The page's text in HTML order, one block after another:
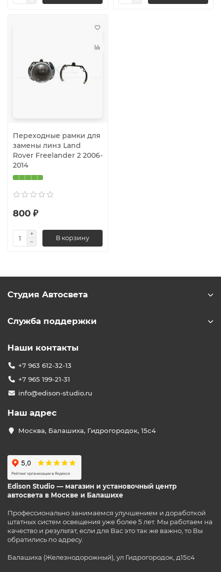
Переходные рамки для
замены линз Land
Rover Freelander 2 2006-
2014
800 ₽
В корзину
Студия Автосвета
Служба поддержки
Наши контакты
+7 963 612-32-13
+7 965 199-21-31
info@edison-studio.ru
Наш адрес
Москва, Балашиха, Гидрогородок, 15с4
Edison Studio — магазин и установочный центр
автосвета в Москве и Балашихе
Профессионально занимаемся улучшением и доработкой
штатных систем освещения уже более 5 лет. Мы работаем на
качество и результат, если для Вас это так же важно, то Вы
обратились по адресу.
Балашиха (Железнодорожный), ул Гидрогородок, д15с4